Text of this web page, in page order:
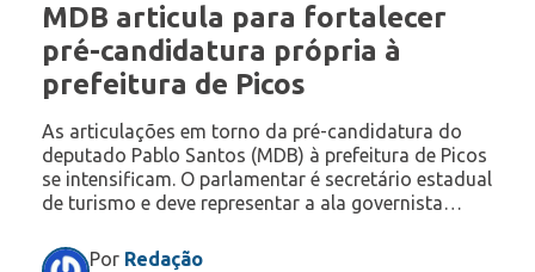
MDB articula para fortalecer
pré-candidatura própria à
prefeitura de Picos
As articulações em torno da pré-candidatura do
deputado Pablo Santos (MDB) à prefeitura de Picos
se intensificam. O parlamentar é secretário estadual
de turismo e deve representar a ala governista…
Por Redação